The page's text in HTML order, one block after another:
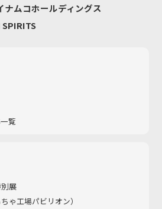
ナムコホールディングス
SPIRITS
覧
展
ゃ工場パビリオン）​